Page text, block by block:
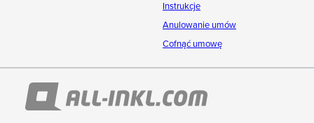
Instrukcje
Anulowanie umów
Cofnąć umowę